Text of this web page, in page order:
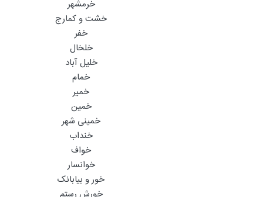
خرمشهر
خشت و کمارج
خفر
خلخال
خلیل آباد
خمام
خمیر
خمین
خمینی شهر
خنداب
خواف
خوانسار
خور و بیابانک